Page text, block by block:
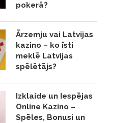
pokerā?
Ārzemju vai Latvijas
kazino – ko īsti
meklē Latvijas
spēlētājs?
Izklaide un Iespējas
Online Kazino –
Spēles, Bonusi un